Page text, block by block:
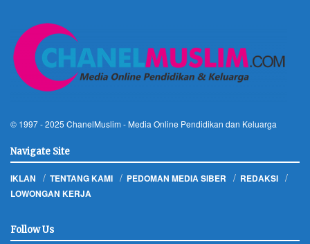
© 1997 - 2025 ChanelMuslim - Media Online Pendidikan dan Keluarga
Navigate Site
IKLAN TENTANG KAMI PEDOMAN MEDIA SIBER
REDAKSI
LOWONGAN KERJA
Follow Us